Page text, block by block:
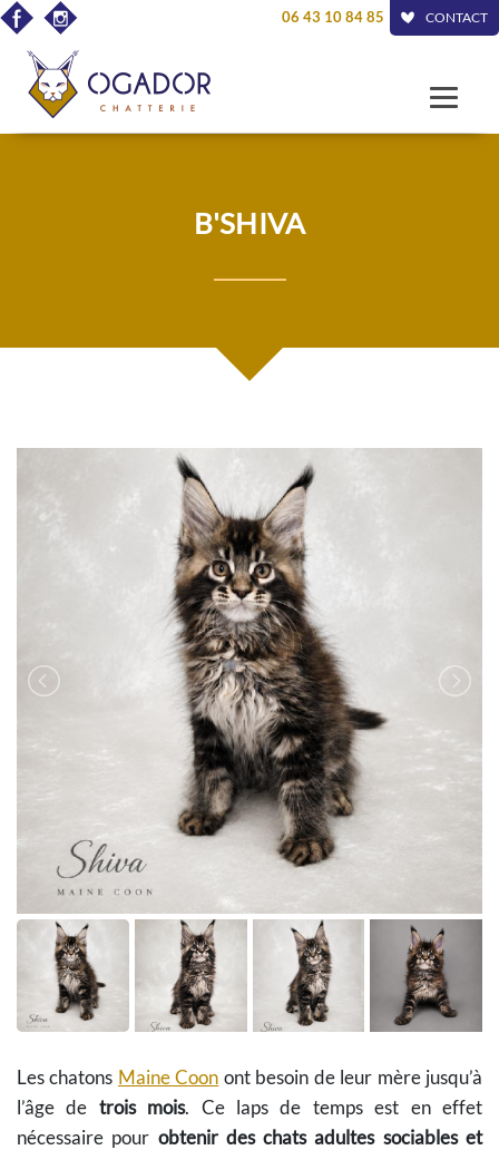
06 43 10 84 85 CONTACT
B'SHIVA
Les chatons Maine Coon ont besoin de leur mère jusqu’à
l’âge de trois mois. Ce laps de temps est en effet
nécessaire pour obtenir des chats adultes sociables et